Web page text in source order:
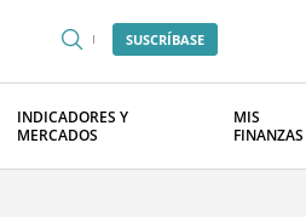
SUSCRÍBASE
INDICADORES Y
MERCADOS
MIS
FINANZAS